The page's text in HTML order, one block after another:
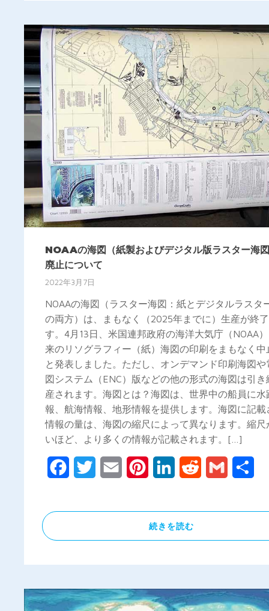
NOAAの海図（紙製およびデジタル版ラスター海
廃止について
2022年3月7日
NOAAの海図（ラスター海図：紙とデジタルラスタ
の両方）は、まもなく（2025年までに）生産が終
す。4月13日、米国連邦政府の海洋大気庁（NOAA
来のリソグラフィー（紙）海図の印刷をまもなく中
と発表しました。ただし、オンデマンド印刷海図や
図システム（ENC）版などの他の形式の海図は引き
産されます。海図とは？海図は、世界中の船員に水
報、航海情報、地形情報を提供します。海図に記載
情報の量は、海図の縮尺によって異なります。縮尺
いほど、より多くの情報が記載されます。[…]
FacebookTwitter Email PinterestLinkedIn Reddit Gmail
続きを読む